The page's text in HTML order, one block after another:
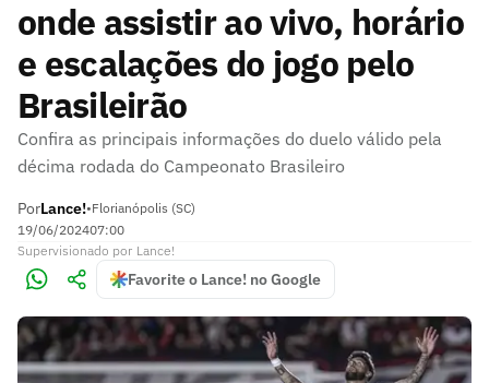
onde assistir ao vivo, horário
e escalações do jogo pelo
Brasileirão
Confira as principais informações do duelo válido pela
décima rodada do Campeonato Brasileiro
PorLance!•Florianópolis (SC)
19/06/202407:00
Supervisionado por Lance!
Favorite o Lance! no Google